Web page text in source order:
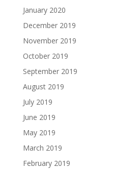
January 2020
December 2019
November 2019
October 2019
September 2019
August 2019
July 2019
June 2019
May 2019
March 2019
February 2019